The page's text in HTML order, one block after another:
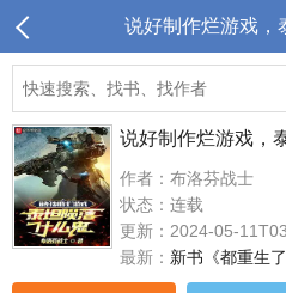
说好制作烂游戏，
说好制作烂游戏，
作者：布洛芬战士
状态：连载
更新：2024-05-
最新： 新书《都重生